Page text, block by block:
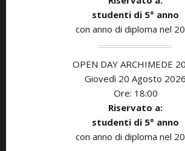
studenti di 5° anno
con anno di diploma nel
OPEN DAY ARCHIMEDE
Giovedì 20 Agosto 2026
Ore: 18:00
Riservato a:
studenti di 5° anno
con anno di diploma nel